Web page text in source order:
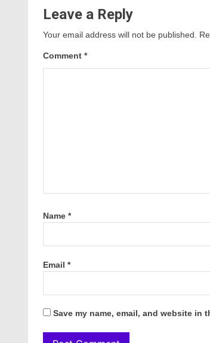
Leave a Reply
Your email address will not be published.
Comment *
Name *
Email *
Save my name, email, and website in